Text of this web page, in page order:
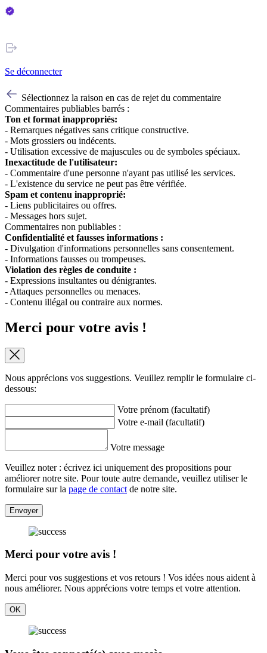
Se déconnecter
Sélectionnez la raison en cas de rejet du commentaire
Commentaires publiables barrés :
Ton et format inappropriés:
- Remarques négatives sans critique constructive.
- Mots grossiers ou indécents.
- Utilisation excessive de majuscules ou de symboles spéciaux.
Inexactitude de l'utilisateur:
- Commentaire d'une personne n'ayant pas utilisé les services.
- L'existence du service ne peut pas être vérifiée.
Spam et contenu inapproprié:
- Liens publicitaires ou offres.
- Messages hors sujet.
Commentaires non publiables :
Confidentialité et fausses informations :
- Divulgation d'informations personnelles sans consentement.
- Informations fausses ou trompeuses.
Violation des règles de conduite :
- Expressions insultantes ou dénigrantes.
- Attaques personnelles ou menaces.
- Contenu illégal ou contraire aux normes.
Merci pour votre avis !
Nous apprécions vos suggestions. Veuillez remplir le formulaire ci-
dessous:
Votre prénom (facultatif)
Votre e-mail (facultatif)
Votre message
Veuillez noter : écrivez ici uniquement des propositions pour
améliorer notre site. Pour toute autre demande, veuillez utiliser le
formulaire sur la page de contact de notre site.
Envoyer
Merci pour votre avis !
Merci pour vos suggestions et vos retours ! Vos idées nous aident à
nous améliorer. Nous apprécions votre temps et votre attention.
OK